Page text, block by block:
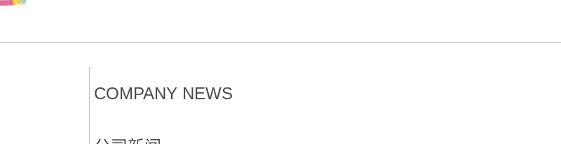
COMPANY NEWS